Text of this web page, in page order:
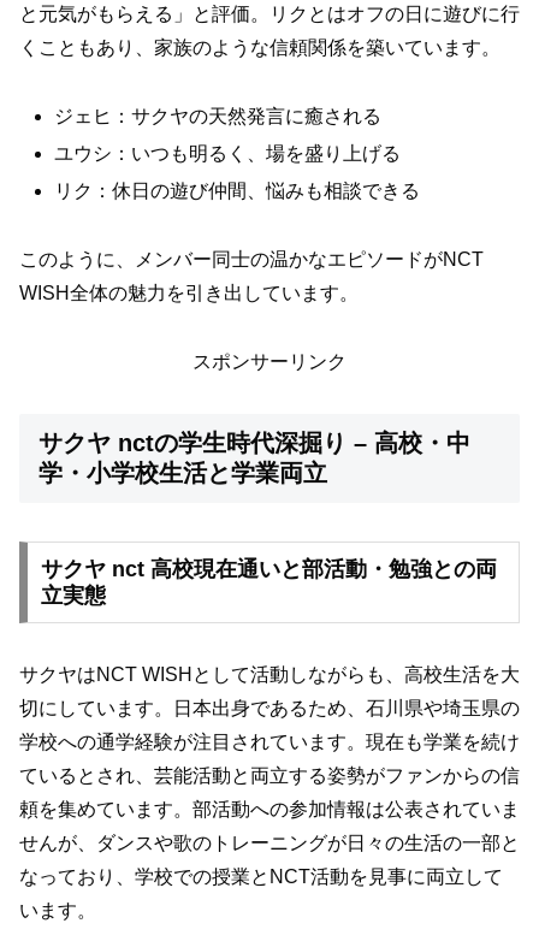
と元気がもらえる」と評価。リクとはオフの日に遊びに行
くこともあり、家族のような信頼関係を築いています。
ジェヒ：サクヤの天然発言に癒される
ユウシ：いつも明るく、場を盛り上げる
リク：休日の遊び仲間、悩みも相談できる
このように、メンバー同士の温かなエピソードがNCT
WISH全体の魅力を引き出しています。
スポンサーリンク
サクヤ nctの学生時代深掘り – 高校・中
学・小学校生活と学業両立
サクヤ nct 高校現在通いと部活動・勉強との両
立実態
サクヤはNCT WISHとして活動しながらも、高校生活を大
切にしています。日本出身であるため、石川県や埼玉県の
学校への通学経験が注目されています。現在も学業を続け
ているとされ、芸能活動と両立する姿勢がファンからの信
頼を集めています。部活動への参加情報は公表されていま
せんが、ダンスや歌のトレーニングが日々の生活の一部と
なっており、学校での授業とNCT活動を見事に両立して
います。